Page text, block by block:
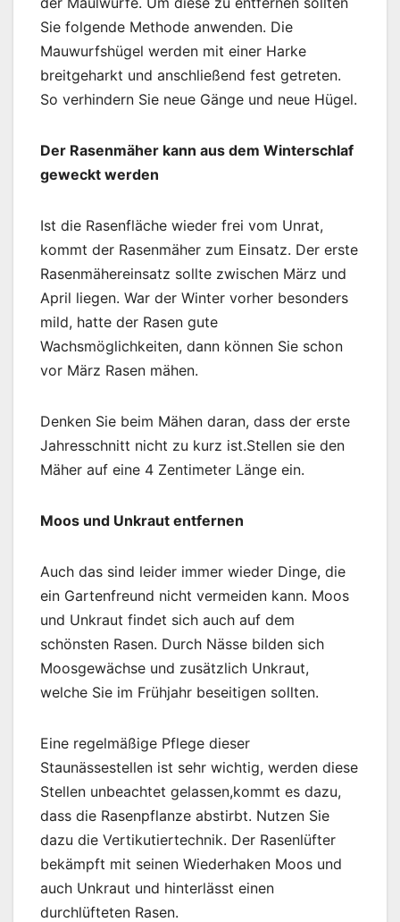
Sie folgende Methode anwenden. Die
Mauwurfshügel werden mit einer Harke
breitgeharkt und anschließend fest getreten.
So verhindern Sie neue Gänge und neue Hügel.
Der Rasenmäher kann aus dem Winterschlaf
geweckt werden
Ist die Rasenfläche wieder frei vom Unrat,
kommt der Rasenmäher zum Einsatz. Der erste
Rasenmähereinsatz sollte zwischen März und
April liegen. War der Winter vorher besonders
mild, hatte der Rasen gute
Wachsmöglichkeiten, dann können Sie schon
vor März Rasen mähen.
Denken Sie beim Mähen daran, dass der erste
Jahresschnitt nicht zu kurz ist.Stellen sie den
Mäher auf eine 4 Zentimeter Länge ein.
Moos und Unkraut entfernen
Auch das sind leider immer wieder Dinge, die
ein Gartenfreund nicht vermeiden kann. Moos
und Unkraut findet sich auch auf dem
schönsten Rasen. Durch Nässe bilden sich
Moosgewächse und zusätzlich Unkraut,
welche Sie im Frühjahr beseitigen sollten.
Eine regelmäßige Pflege dieser
Staunässestellen ist sehr wichtig, werden diese
Stellen unbeachtet gelassen,kommt es dazu,
dass die Rasenpflanze abstirbt. Nutzen Sie
dazu die Vertikutiertechnik. Der Rasenlüfter
bekämpft mit seinen Wiederhaken Moos und
auch Unkraut und hinterlässt einen
durchlüfteten Rasen.